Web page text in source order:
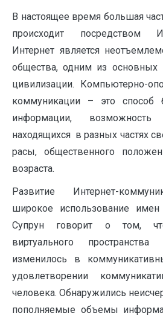
В настоящее время большая
происходит посредством
Интернет является
общества, одним из основных
цивилизации. Компьютерно-
коммуникации – это способ
информации,
находящихся в разных частях
расы, общественного
возраста.
Развитие Интернет-
широкое использование
Супрун говорит о том,
виртуального
изменилось в
удовлетворении
человека. Обнаружились
пополняемые объемы